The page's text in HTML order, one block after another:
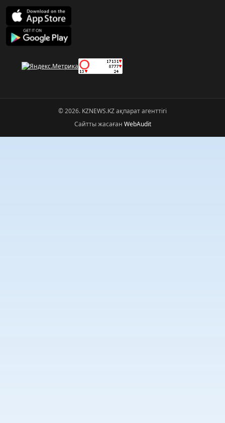
© 2026. KZNEWS.KZ ақпарат агенттігі
Сайтты жасаған WebAudit